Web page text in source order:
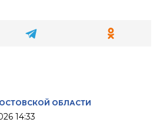
ОБЛАСТИ
14:33